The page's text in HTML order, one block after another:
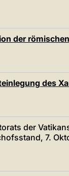
der
des
der
7.